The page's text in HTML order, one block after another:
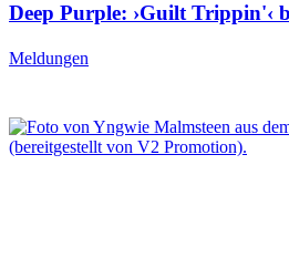
Deep Purple: ›Guilt Trippin'‹
Meldungen